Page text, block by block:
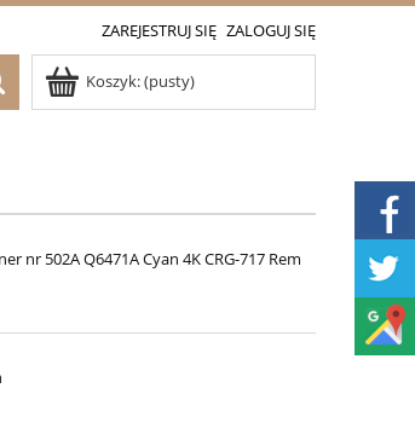
ZAREJESTRUJ SIĘ ZALOGUJ SIĘ
Koszyk:(pusty)
nr 502A Q6471A Cyan 4K CRG-717 Rem